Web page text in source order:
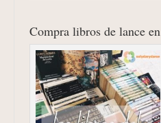
Compra libros de lance en